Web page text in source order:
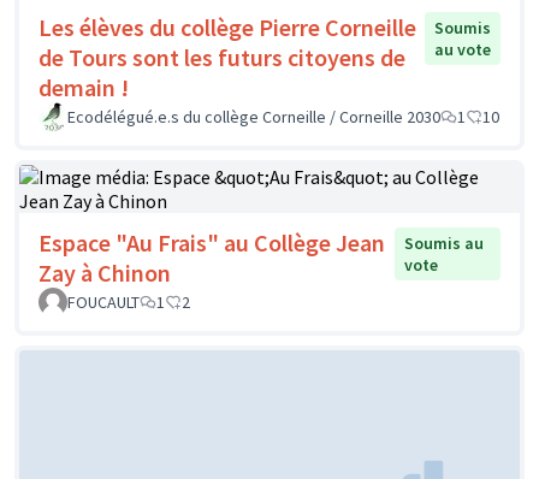
Les élèves du collège Pierre Corneille
de Tours sont les futurs citoyens de
demain !
Soumis
au vote
Ecodélégué.e.s du collège Corneille / Corneille 2030 1 10
Espace "Au Frais" au Collège Jean
Zay à Chinon
Soumis au
vote
FOUCAULT
1 2